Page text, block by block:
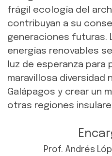
frágil ecología del
contribuyan a su
generaciones futuras.
energías renovables
luz de esperanza para
maravillosa diversidad
Galápagos y crear un
otras regiones
Prof. Andrés